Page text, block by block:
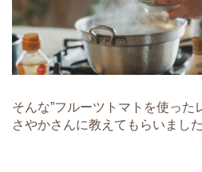
そんな”フルーツトマトを使った
さやかさんに教えてもらいました